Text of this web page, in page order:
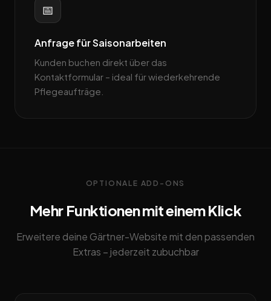
📅
Anfrage für Saisonarbeiten
Kunden buchen direkt über das
Kontaktformular – ideal für wiederkehrende
Pflege­aufträge.
OPTIONALE ADD-ONS
Mehr Funktionen mit einem Klick
Erweitere deine Gärtner-Website mit den passenden
Extras – jederzeit zubuchbar